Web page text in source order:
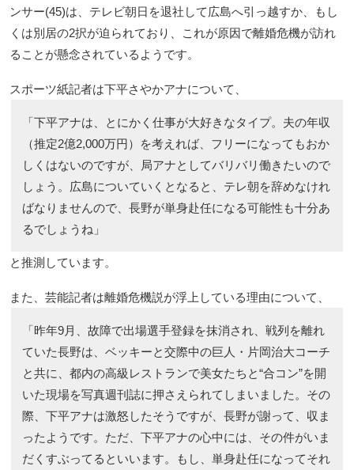
ンサー(45)は、テレビ朝日を退社して広島へ引っ越すか、もし
くは別居の2択が迫られており、これが原因で離婚危機が訪れ
ることが懸念されているようです。
スポーツ紙記者は下平さやかアナについて、
「下平アナは、とにかく仕事が大好きなタイプ。夫の年収
（推定2億2,000万円）を考えれば、フリーになってもおか
しくはないのですが、局アナとしてバリバリ働きたいので
しょう。広島についていくとなると、テレ朝を辞めなけれ
ばなりませんので、長野が単身赴任になる可能性も十分あ
るでしょうね」
と推測しています。
また、芸能記者は離婚危機説が浮上している理由について、
「昨年9月、故障で出場選手登録を抹消され、戦列を離れ
ていた長野は、ベッキーと交際中の巨人・片岡治大コーチ
と共に、都内の高級レストランで美女たちと“合コン”を開
いた現場を写真週刊誌に押さえられてしまいました。その
際、下平アナは激怒したそうですが、長野が謝って、収ま
ったようです。ただ、下平アナの心中には、その件がいま
だくすぶってるといいます。もし、単身赴任になってそれ